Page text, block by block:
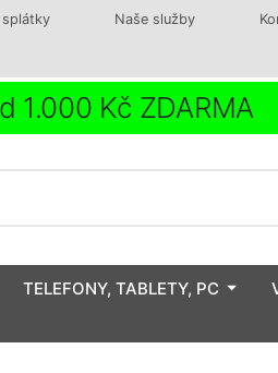
splátky Naše služby
1.000 Kč ZDARMA
TELEFONY, TABLETY, PC